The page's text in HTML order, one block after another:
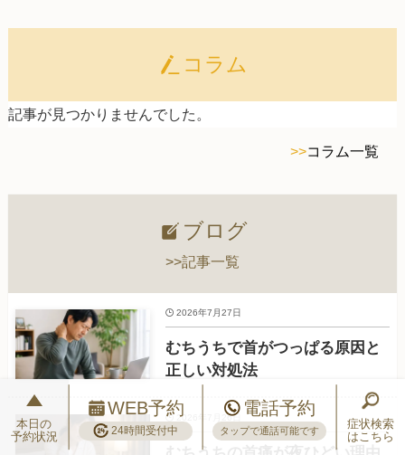
コラム
記事が見つかりませんでした。
>>コラム一覧
ブログ
>>記事一覧
むちうちで首がつっぱる原因と
正しい対処法
2026年7月27日
2026年7月26日
本日の
予約状況
WEB予約
24時間受付中
電話予約
タップで通話可能です
症状検索
はこちら